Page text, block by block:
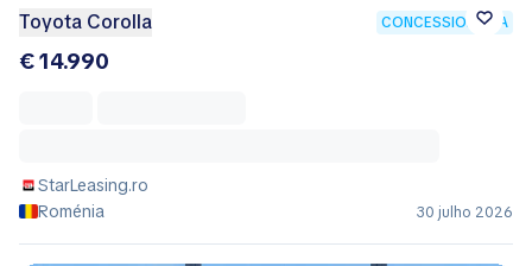
Toyota Corolla CONCESSIONÁRIA
€ 14.990
StarLeasing.ro
Roménia
30 julho 2026